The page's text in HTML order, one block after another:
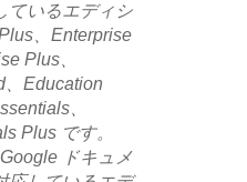
ているエディシ
、Enterprise
Plus、
、Education
、
Plus です。
ドキュメ